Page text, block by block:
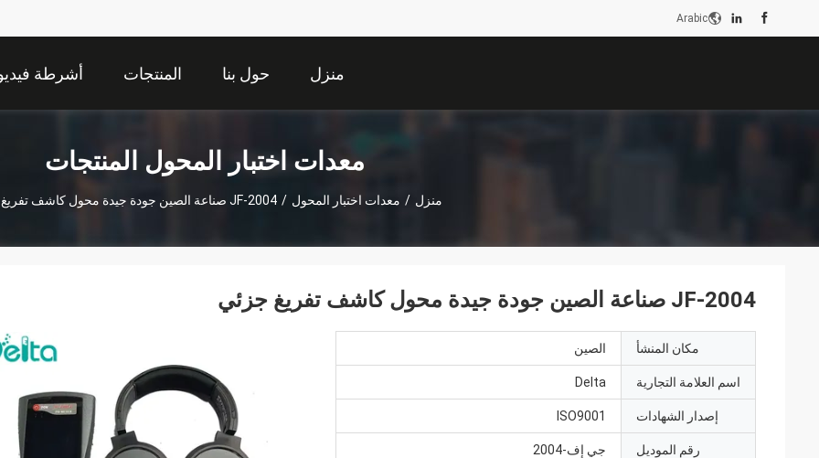
Arabic
منزل حول بنا المنتجات أشرطة
معدات اختبار المحول المنتجات
منزل / معدات اختبار المحول / JF-2004 صناعة الصين جودة جيدة محول كاشف تفريغ جزئي
JF-2004 صناعة الصين جودة جيدة محول كاشف تفريغ جزئي
مكان المنشأ الصين
اسم العلامة التجارية Delta
إصدار الشهادات ISO9001
رقم الموديل جي إف-2004